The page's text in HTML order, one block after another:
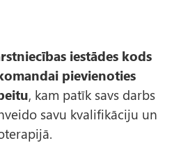
iestādes kods
pievienoties
, kam patīk savs darbs
savu kvalifikāciju un